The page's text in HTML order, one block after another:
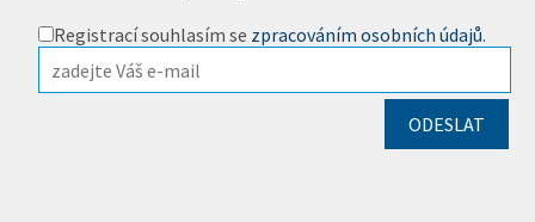
Registrací souhlasím se zpracováním osobních údajů.